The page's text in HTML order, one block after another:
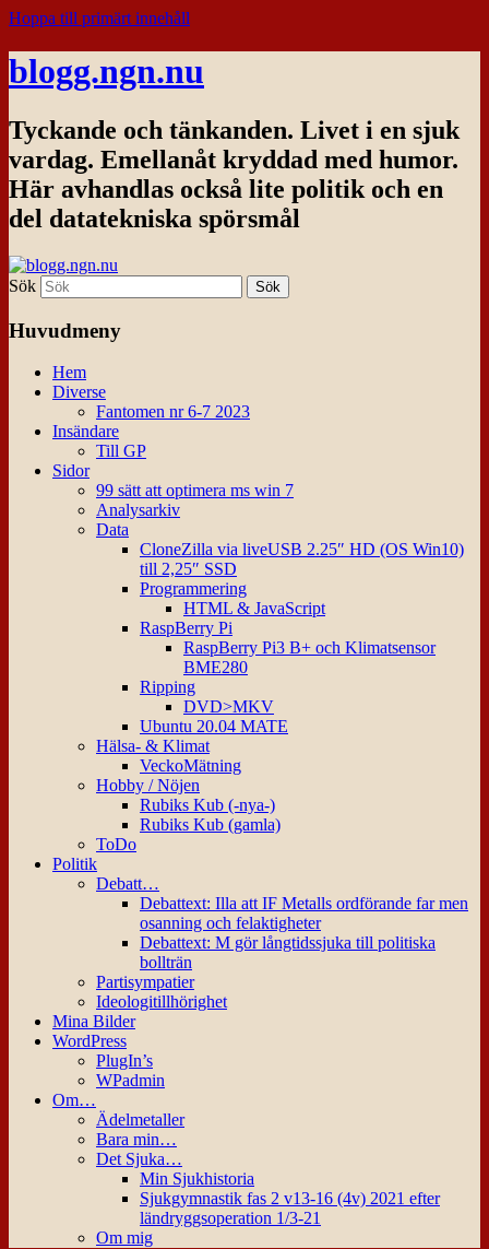
Hoppa till primärt innehåll
blogg.ngn.nu
Tyckande och tänkanden. Livet i en sjuk
vardag. Emellanåt kryddad med humor.
Här avhandlas också lite politik och en
del datatekniska spörsmål
Sök
Huvudmeny
Hem
Diverse
Fantomen nr 6-7 2023
Insändare
Till GP
Sidor
99 sätt att optimera ms win 7
Analysarkiv
Data
CloneZilla via liveUSB 2.25″ HD (OS Win10)
till 2,25″ SSD
Programmering
HTML & JavaScript
RaspBerry Pi
RaspBerry Pi3 B+ och Klimatsensor
BME280
Ripping
DVD>MKV
Ubuntu 20.04 MATE
Hälsa- & Klimat
VeckoMätning
Hobby / Nöjen
Rubiks Kub (-nya-)
Rubiks Kub (gamla)
ToDo
Politik
Debatt…
Debattext: Illa att IF Metalls ordförande far men
osanning och felaktigheter
Debattext: M gör långtidssjuka till politiska
bollträn
Partisympatier
Ideologitillhörighet
Mina Bilder
WordPress
PlugIn’s
WPadmin
Om…
Ädelmetaller
Bara min…
Det Sjuka…
Min Sjukhistoria
Sjukgymnastik fas 2 v13-16 (4v) 2021 efter
ländryggsoperation 1/3-21
Om mig